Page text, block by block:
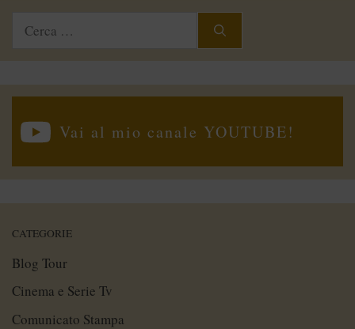
Vai al mio canale YOUTUBE!
CATEGORIE
Blog Tour
Cinema e Serie Tv
Comunicato Stampa